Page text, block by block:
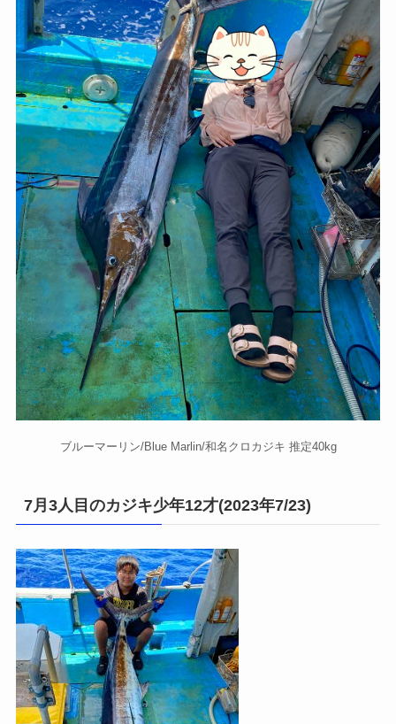
ブルーマーリン/Blue Marlin/和名クロカジキ 推定40kg
7月3人目のカジキ少年12才(2023年7/23)